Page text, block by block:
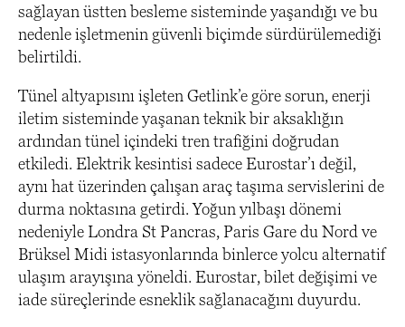
sağlayan üstten besleme sisteminde yaşandığı ve bu
nedenle işletmenin güvenli biçimde sürdürülemediği
belirtildi.
Tünel altyapısını işleten Getlink’e göre sorun, enerji
iletim sisteminde yaşanan teknik bir aksaklığın
ardından tünel içindeki tren trafiğini doğrudan
etkiledi. Elektrik kesintisi sadece Eurostar’ı değil,
aynı hat üzerinden çalışan araç taşıma servislerini de
durma noktasına getirdi. Yoğun yılbaşı dönemi
nedeniyle Londra St Pancras, Paris Gare du Nord ve
Brüksel Midi istasyonlarında binlerce yolcu alternatif
ulaşım arayışına yöneldi. Eurostar, bilet değişimi ve
iade süreçlerinde esneklik sağlanacağını duyurdu.